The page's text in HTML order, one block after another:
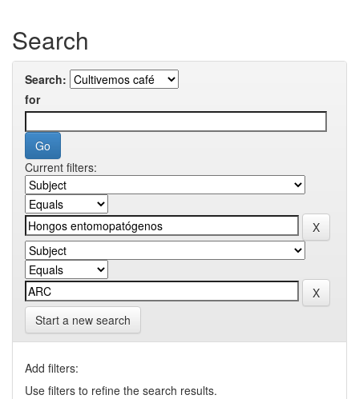
Search
Search:
for
Current filters:
Start a new search
Add filters:
Use filters to refine the search results.